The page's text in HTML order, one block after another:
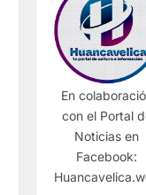
En
con el Portal
Noticias en
Facebook: